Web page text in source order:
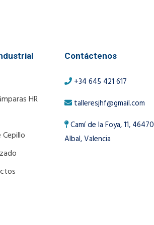
HR
Contáctenos
+34 645 421 617
talleresjhf@gmail.com
Camí de la Foya, 11, 46470
Albal, Valencia